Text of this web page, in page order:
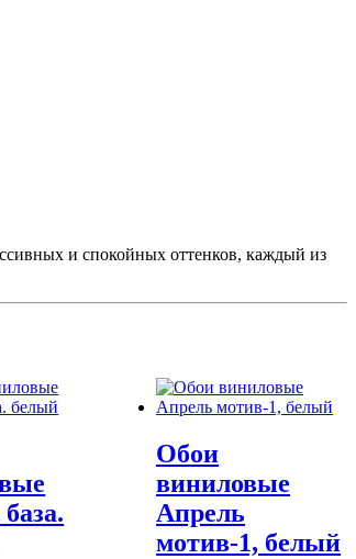
и спокойных оттенков, каждый из
Обои
виниловые
Апрель
мотив-1, белый